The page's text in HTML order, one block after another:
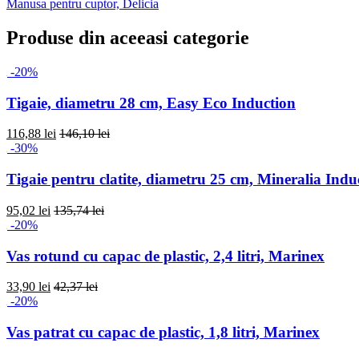
Manusa pentru cuptor, Delicia
Produse din aceeasi categorie
-20%
Tigaie, diametru 28 cm, Easy Eco Induction
116,88 lei 146,10 lei
-30%
Tigaie pentru clatite, diametru 25 cm, Mineralia
95,02 lei 135,74 lei
-20%
Vas rotund cu capac de plastic, 2,4 litri, Marinex
33,90 lei 42,37 lei
-20%
Vas patrat cu capac de plastic, 1,8 litri, Marinex